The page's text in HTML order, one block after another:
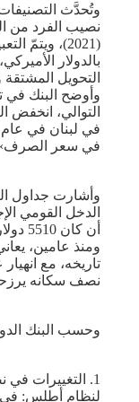
‏نصيب الفرد من
(2021)،
بالدولار
التحويل
وأوضح البنك في
التوالي، انخفض
في سعر
وأشارت جداول
أن كان 5510 ‏دولارات في عام 2020.‏
ومنذ عامين،
تاريخه، مع
نصف سكانه
وحسب البنك
‏1.‏ التغييرات
لنظام ‏أطلس: في